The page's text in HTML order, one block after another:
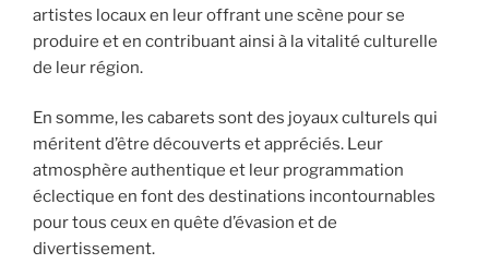
artistes locaux en leur offrant une scène pour se
produire et en contribuant ainsi à la vitalité culturelle
de leur région.
En somme, les cabarets sont des joyaux culturels qui
méritent d’être découverts et appréciés. Leur
atmosphère authentique et leur programmation
éclectique en font des destinations incontournables
pour tous ceux en quête d’évasion et de
divertissement.